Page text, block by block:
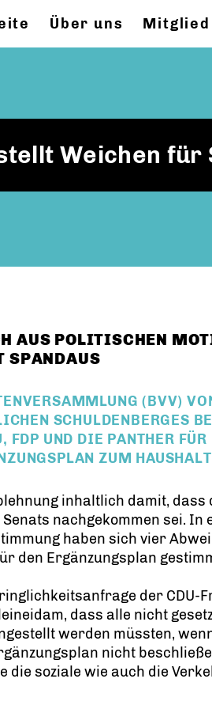
Über uns
Weichen für
AUS POLITISCHEN
SPANDAUS
(BVV)
SCHULDENBERGES
UND DIE PANTHER
ZUM
inhaltlich damit,
nachgekommen sei. In
haben sich vier
den Ergänzungsplan
der CDU-
dass alle nicht
werden müssten,
nicht
die soziale wie auch die